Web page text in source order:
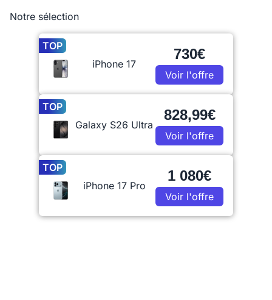
Notre sélection
TOP
iPhone 17
730€
Voir l'offre
TOP
Galaxy S26 Ultra
828,99€
Voir l'offre
TOP
iPhone 17 Pro
1 080€
Voir l'offre